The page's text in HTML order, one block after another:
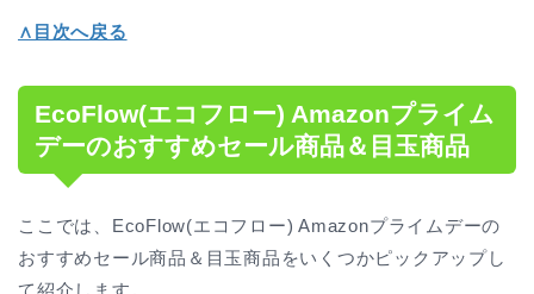
∧目次へ戻る
EcoFlow(エコフロー) Amazonプライム
デーのおすすめセール商品＆目玉商品
ここでは、EcoFlow(エコフロー) Amazonプライムデーの
おすすめセール商品＆目玉商品をいくつかピックアップし